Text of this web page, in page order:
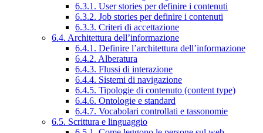
6.3.1. User stories per definire i contenuti
6.3.2. Job stories per definire i contenuti
6.3.3. Criteri di accettazione
6.4. Architettura dell’informazione
6.4.1. Definire l’architettura dell’informazione
6.4.2. Alberatura
6.4.3. Flussi di interazione
6.4.4. Sistemi di navigazione
6.4.5. Tipologie di contenuto (content type)
6.4.6. Ontologie e standard
6.4.7. Vocabolari controllati e tassonomie
6.5. Scrittura e linguaggio